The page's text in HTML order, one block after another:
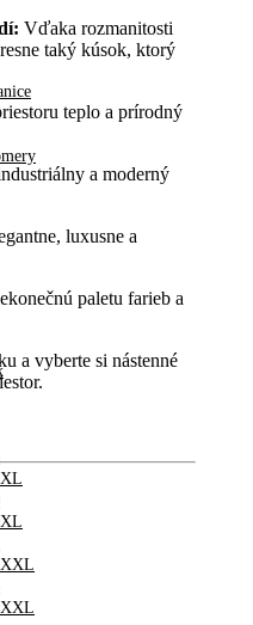
Vďaka rozmanitosti
taký kúsok, ktorý
teplo a prírodný
a moderný
luxusne a
paletu farieb a
a vyberte si nástenné